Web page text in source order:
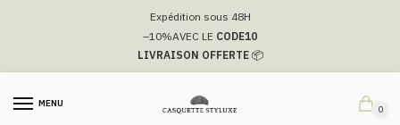
navigation
Expédition sous 48H
–10%AVEC LE CODE10
LIVRAISON OFFERTE📦
MENU
0